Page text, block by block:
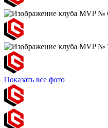
Показать все фото